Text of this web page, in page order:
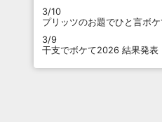
3/10
プリッツのお題でひと言ボ
3/9
干支でボケて2026 結果発表